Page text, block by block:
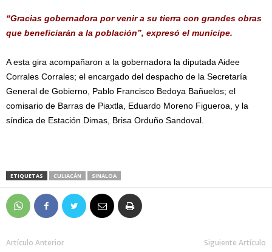
“Gracias gobernadora por venir a su tierra con grandes obras
que beneficiarán a la población”, expresó el munícipe.
A esta gira acompañaron a la gobernadora la diputada Aidee
Corrales Corrales; el encargado del despacho de la Secretaría
General de Gobierno, Pablo Francisco Bedoya Bañuelos; el
comisario de Barras de Piaxtla, Eduardo Moreno Figueroa, y la
síndica de Estación Dimas, Brisa Orduño Sandoval.
ETIQUETAS CULIACÁN SINALOA
Artículo Anterior Siguiente Artículo